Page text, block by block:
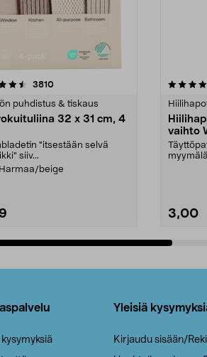
3810arvostelut
puhdistus & tiskaus
32 x 31 cm, 4
"itsestään selvä
siiv...
Harmaa/beige
4.5viidestä
vaihto
3,00
kysymyksiä
Yleisiä
Kirjaudu sisään/